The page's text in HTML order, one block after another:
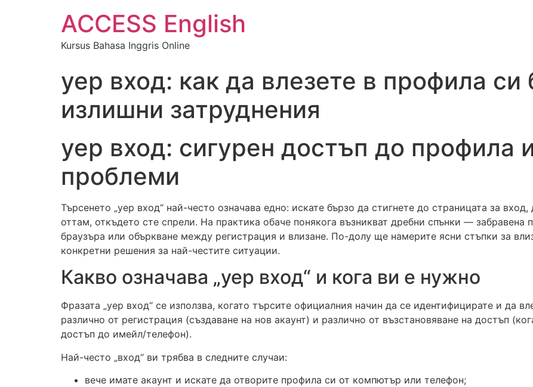
ACCESS English
Kursus Bahasa Inggris Online
yep вход: как да влезете в профила си
излишни затруднения
yep вход: сигурен достъп до профила
проблеми
Търсенето „yep вход“ най-често означава едно: искате бързо да стигнете до страницата за
оттам, откъдето сте спрели. На практика обаче понякога възникват дребни спънки —
браузъра или объркване между регистрация и влизане. По-долу ще намерите ясни стъпки за
конкретни решения за най-честите ситуации.
Какво означава „yep вход“ и кога ви е нужно
Фразата „yep вход“ се използва, когато търсите официалния начин да се идентифицирате и да
различно от регистрация (създаване на нов акаунт) и различно от възстановяване на достъп
достъп до имейл/телефон).
Най-често „вход“ ви трябва в следните случаи:
вече имате акаунт и искате да отворите профила си от компютър или телефон;